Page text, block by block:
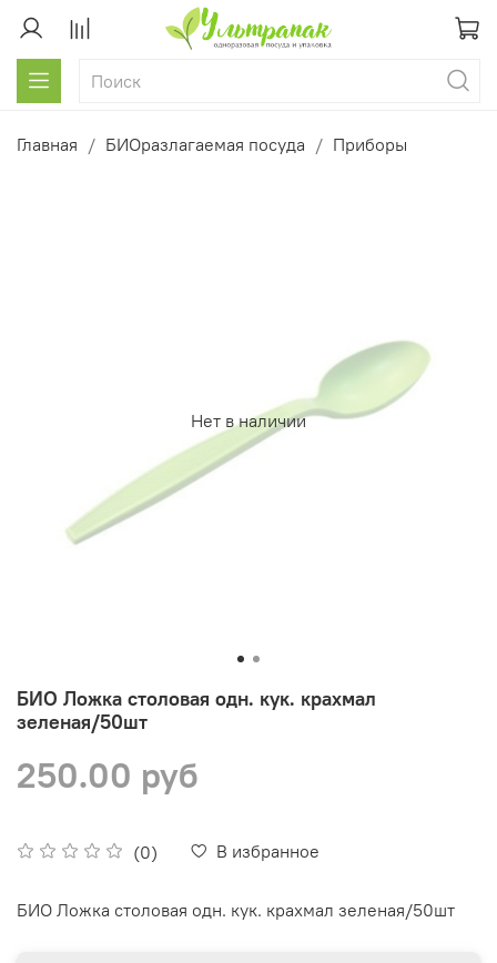
Главная БИОразлагаемая посуда Приборы
Нет в наличии
БИО Ложка столовая одн. кук. крахмал
зеленая/50шт
(0) В избранное
250.00 руб
БИО Ложка столовая одн. кук. крахмал зеленая/50шт